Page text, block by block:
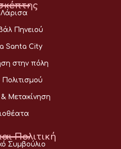
Πηνειού
Santa City
στην πόλη
Μετακίνηση
Πολιτική
Συμβούλιο